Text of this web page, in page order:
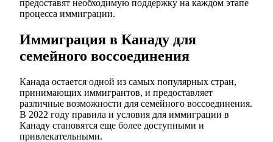
предоставят необходимую поддержку на каждом этапе
процесса иммиграции.
Иммиграция в Канаду для
семейного воссоединения
Канада остается одной из самых популярных стран,
принимающих иммигрантов, и предоставляет
различные возможности для семейного воссоединения.
В 2022 году правила и условия для иммиграции в
Канаду становятся еще более доступными и
привлекательными.